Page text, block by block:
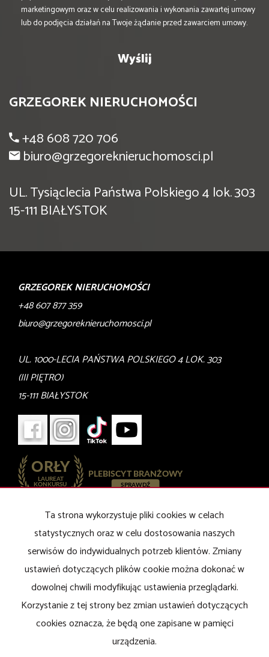
marketingowym oraz w celu realizowania i wykonania zawartej umowy
lub do podjęcia działań na Twoje żądanie przed zawarciem umowy.
GRZEGOREK NIERUCHOMOŚCI
+48 608 720 706
biuro@grzegoreknieruchomosci.pl
UL. Tysiąclecia Państwa Polskiego 4 lok. 303
15-111 BIAŁYSTOK
GRZEGOREK NIERUCHOMOŚCI
+48 607 877 359
biuro@grzegoreknieruchomosci.pl
UL. 1000-LECIA PAŃSTWA POLSKIEGO 4 LOK. 303
(III PIĘTRO)
15-111 BIAŁYSTOK
Mieszkaniana wynajem
Domyna wynajem
Działki na wynajem
Lokalena wynajem
Mieszkania na sprzedaż
Domyna sprzedaż
Działkina sprzedaż
Lokalena sprzedaż
Ta strona wykorzystuje pliki cookies w celach
statystycznych oraz w celu dostosowania naszych
serwisów do indywidualnych potrzeb klientów. Zmiany
ustawień dotyczących plików cookie można dokonać w
dowolnej chwili modyfikując ustawienia przeglądarki.
Korzystanie z tej strony bez zmian ustawień dotyczących
cookies oznacza, że będą one zapisane w pamięci
urządzenia.